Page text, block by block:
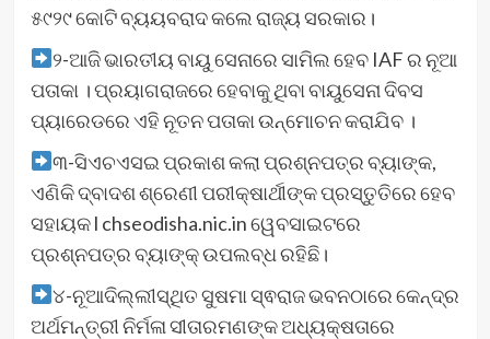
୫୯୨୯ କୋଟି ବ୍ୟୟବରାଦ କଲେ ରାଜ୍ୟ ସରକାର।
୨-ଆଜି ଭାରତୀୟ ବାୟୁ ସେନାରେ ସାମିଲ ହେବ IAF ର ନୂଆ
ପତାକା । ପ୍ରୟାଗରାଜରେ ହେବାକୁ ଥିବା ବାୟୁସେନା ଦିବସ
ପ୍ୟାରେଡରେ ଏହି ନୂତନ ପତାକା ଉନ୍ମୋଚନ କରାଯିବ ।
୩-ସିଏଚଏସଇ ପ୍ରକାଶ କଲା ପ୍ରଶ୍ନପତ୍ର ବ୍ୟାଙ୍କ,
ଏଣିକି ଦ୍ବାଦଶ ଶ୍ରେଣୀ ପରୀକ୍ଷାର୍ଥୀଙ୍କ ପ୍ରସ୍ତୁତିରେ ହେବ
ସହାୟକ l chseodisha.nic.in ୱେବସାଇଟରେ
ପ୍ରଶ୍ନପତ୍ର ବ୍ୟାଙ୍କ୍ ଉପଲବ୍ଧ ରହିଛି।
୪-ନୂଆଦିଲ୍ଲୀସ୍ଥିତ ସୁଷମା ସ୍ଵରାଜ ଭବନଠାରେ କେନ୍ଦ୍ର
ଅର୍ଥମନ୍ତ୍ରୀ ନିର୍ମଳା ସୀତାରମଣଙ୍କ ଅଧ୍ୟକ୍ଷତାରେ